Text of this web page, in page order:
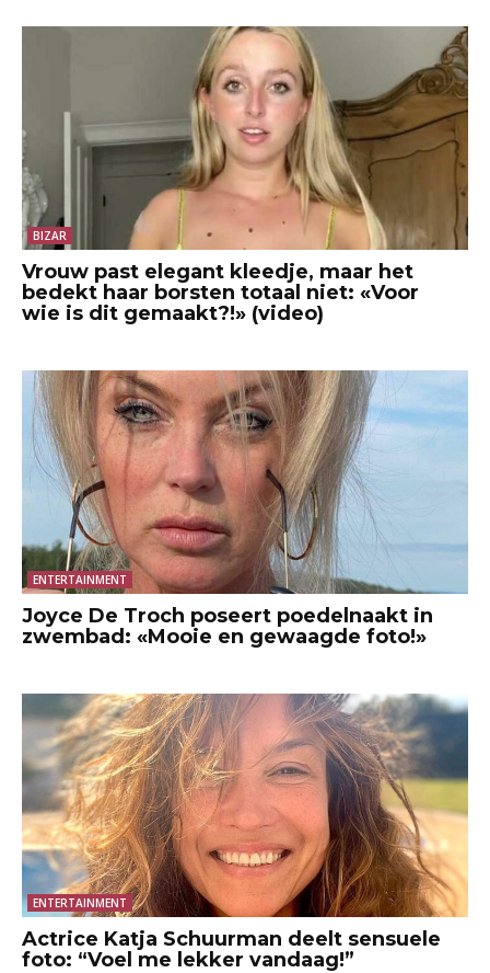
BIZAR
Vrouw past elegant kleedje, maar het
bedekt haar borsten totaal niet: «Voor
wie is dit gemaakt?!» (video)
ENTERTAINMENT
Joyce De Troch poseert poedelnaakt in
zwembad: «Mooie en gewaagde foto!»
ENTERTAINMENT
Actrice Katja Schuurman deelt sensuele
foto: “Voel me lekker vandaag!”